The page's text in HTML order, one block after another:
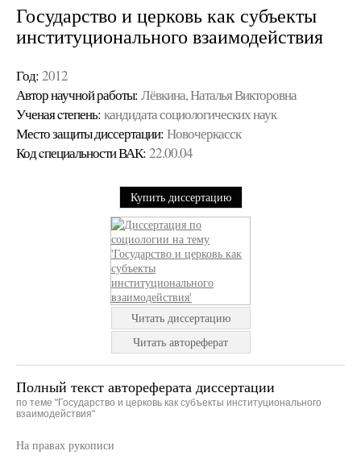
Государство и церковь как субъекты
институционального взаимодействия
Год: 2012
Автор научной работы: Лёвкина, Наталья Викторовна
Ученая cтепень: кандидата социологических наук
Место защиты диссертации: Новочеркасск
Код cпециальности ВАК: 22.00.04
Купить диссертацию
Читать диссертацию
Читать автореферат
Полный текст автореферата диссертации
по теме "Государство и церковь как субъекты институционального
взаимодействия"
На правах рукописи